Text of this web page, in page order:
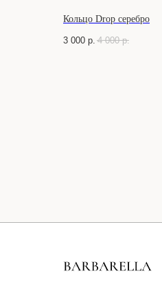
Кольцо Drop серебро
3 000 р. 4 000 р.